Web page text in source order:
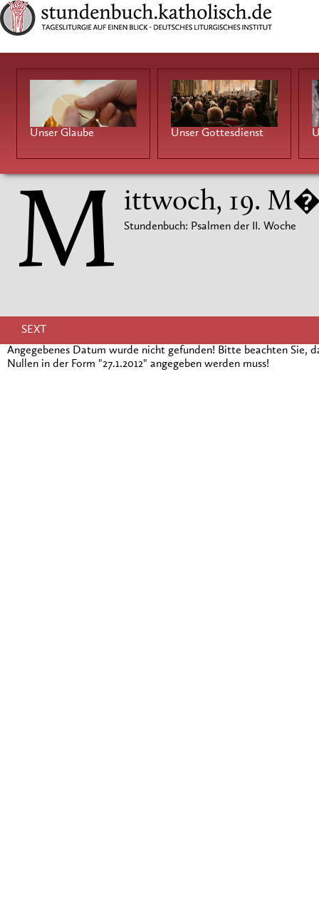
Unser Glaube Unser Gottesdienst
M ittwoch, 19.
Stundenbuch: Psalmen der II. Woche
SEXT
Angegebenes Datum wurde nicht gefunden! Bitte beachten Sie,
Nullen in der Form "27.1.2012" angegeben werden muss!